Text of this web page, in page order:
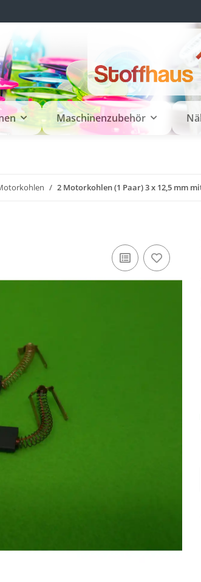
Maschinenzubehör
2 Motorkohlen (1 Paar) 3 x 12,5 mm